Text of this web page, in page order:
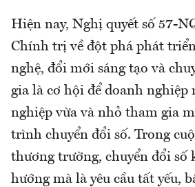
Hiện nay, Nghị quyết số 57-
Chính trị về đột phá phát
nghệ, đổi mới sáng tạo và
gia là cơ hội để doanh nghiệp
nghiệp vừa và nhỏ tham gia
trình chuyển đổi số. Trong
thương trường, chuyển đổi số
hướng mà là yêu cầu tất yếu,